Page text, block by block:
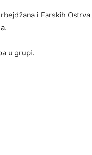
i Farskih Ostrva.
u grupi.